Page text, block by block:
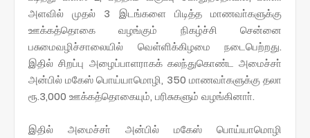
அளவில் முதல் 3 இடங்களை பிடித்த மாணவா்களுக்கு
ஊக்கத்தொகை வழங்கும் நிகழ்ச்சி சென்னை
பசுமைவழிச்சாலையில் வெள்ளிக்கிழமை நடைபெற்றது.
இதில் சிறப்பு அழைப்பாளராகக் கலந்துகொண்ட அமைச்சா்
அன்பில் மகேஸ் பொய்யாமொழி, 350 மாணவா்களுக்கு தலா
ரூ.3,000 ஊக்கத்தொகையும், பரிசுகளும் வழங்கினாா்.
இதில் அமைச்சா் அன்பில் மகேஸ் பொய்யாமொழி